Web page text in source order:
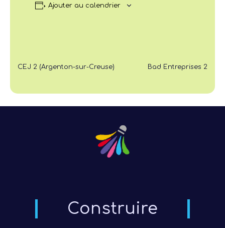
Ajouter au calendrier
CEJ 2 (Argenton-sur-Creuse) Bad Entreprises 2
Construire